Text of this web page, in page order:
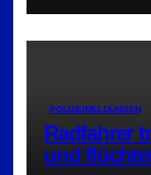
POLIZEIMELDUNGEN
Radfahrer
und